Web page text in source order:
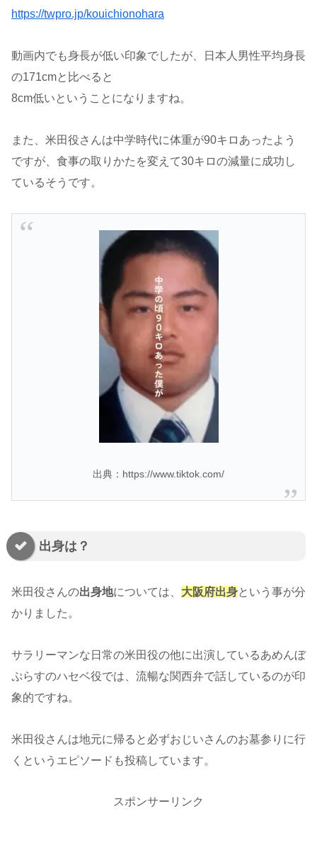
https://twpro.jp/kouichionohara
動画内でも身長が低い印象でしたが、日本人男性平均身長
の171cmと比べると
8cm低いということになりますね。
また、米田役さんは中学時代に体重が90キロあったよう
ですが、食事の取りかたを変えて30キロの減量に成功し
ているそうです。
出典：https://www.tiktok.com/
出身は？
米田役さんの出身地については、 大阪府出身という事が分
かりました。
サラリーマンな日常の米田役の他に出演しているあめんぼ
ぷらすのハセベ役では、流暢な関西弁で話しているのが印
象的ですね。
米田役さんは地元に帰ると必ずおじいさんのお墓参りに行
くというエピソードも投稿しています。
スポンサーリンク